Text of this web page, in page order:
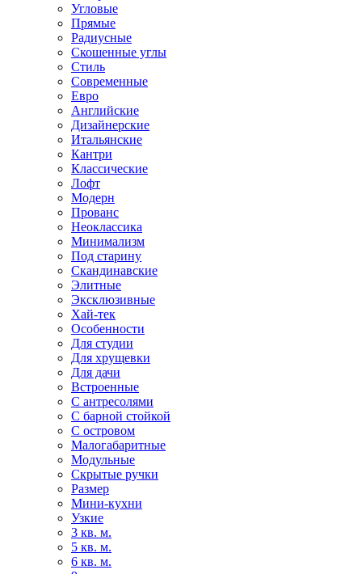
Угловые
Прямые
Радиусные
Скошенные углы
Стиль
Современные
Евро
Английские
Дизайнерские
Итальянские
Кантри
Классические
Лофт
Модерн
Прованс
Неоклассика
Минимализм
Под старину
Скандинавские
Элитные
Эксклюзивные
Хай-тек
Особенности
Для студии
Для хрущевки
Для дачи
Встроенные
С антресолями
С барной стойкой
С островом
Малогабаритные
Модульные
Скрытые ручки
Размер
Мини-кухни
Узкие
3 кв. м.
5 кв. м.
6 кв. м.